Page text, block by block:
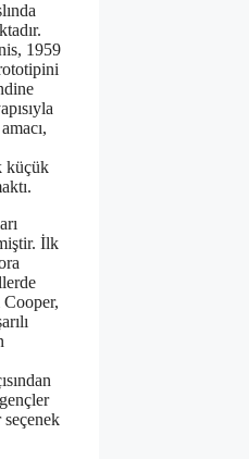
1959
küçük
İlk
Cooper,